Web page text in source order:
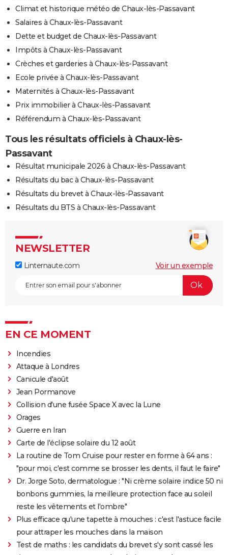
Climat et historique météo de Chaux-lès-Passavant
Salaires à Chaux-lès-Passavant
Dette et budget de Chaux-lès-Passavant
Impôts à Chaux-lès-Passavant
Crèches et garderies à Chaux-lès-Passavant
Ecole privée à Chaux-lès-Passavant
Maternités à Chaux-lès-Passavant
Prix immobilier à Chaux-lès-Passavant
Référendum à Chaux-lès-Passavant
Tous les résultats officiels à Chaux-lès-
Passavant
Résultat municipale 2026 à Chaux-lès-Passavant
Résultats du bac à Chaux-lès-Passavant
Résultats du brevet à Chaux-lès-Passavant
Résultats du BTS à Chaux-lès-Passavant
NEWSLETTER
Linternaute.com Voir un exemple
EN CE MOMENT
Incendies
Attaque à Londres
Canicule d'août
Jean Pormanove
Collision d'une fusée Space X avec la Lune
Orages
Guerre en Iran
Carte de l'éclipse solaire du 12 août
La routine de Tom Cruise pour rester en forme à 64 ans :
"pour moi, c'est comme se brosser les dents, il faut le faire"
Dr. Jorge Soto, dermatologue : "Ni crème solaire indice 50 ni
bonbons gummies, la meilleure protection face au soleil
reste les vêtements et l'ombre"
Plus efficace qu'une tapette à mouches : c'est l'astuce facile
pour attraper les mouches dans la maison
Test de maths : les candidats du brevet s'y sont cassé les